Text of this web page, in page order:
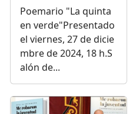
Poemario "La quinta
en verde"Presentado
el viernes, 27 de dicie
mbre de 2024, 18 h.S
alón de...